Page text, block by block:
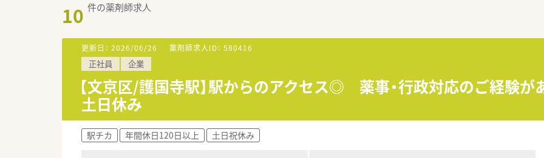
10 件の薬剤師求人
更新日： 2026/06/26 薬剤師求人ID： 580416
正社員 企業
【文京区/護国寺駅】駅からのアクセス◎ 薬事・行政対応のご経験が
土日休み
駅チカ 年間休日120日以上 土日祝休み